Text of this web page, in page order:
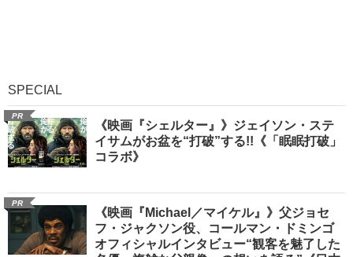
SPECIAL
PR
《映画『シェルター』》ジェイソン・ステ
イサムがお盆を“打破”する!!《「眠眠打破」
コラボ》
PR
《映画『Michael／マイケル』》父ジョセ
フ・ジャクソン役、コールマン・ドミンゴ
オフィシャルインタビュー“観客を魅了した